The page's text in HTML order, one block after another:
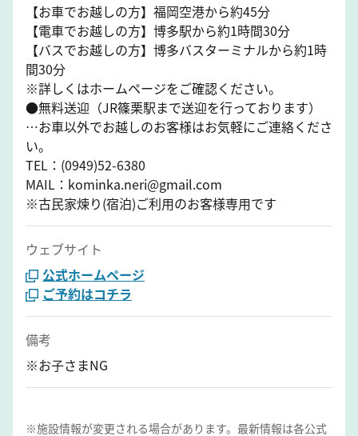
【お車でお越しの方】福岡空港から約45分
【電車でお越しの方】博多駅から約1時間30分
【バスでお越しの方】博多バスターミナルから約1時
間30分
※詳しくはホームページをご確認ください。
●無料送迎（JR篠栗駅まで送迎を行っております）
…お車以外でお越しのお客様はお気軽にご連絡くださ
い。
TEL：(0949)52-6380
MAIL：kominka.neri@gmail.com
※古民家煉り(宿泊)ご利用のお客様専用です
ウェブサイト
公式ホームページ
ご予約はコチラ
備考
※お子さまNG
※施設情報が変更される場合があります。最新情報は各公式